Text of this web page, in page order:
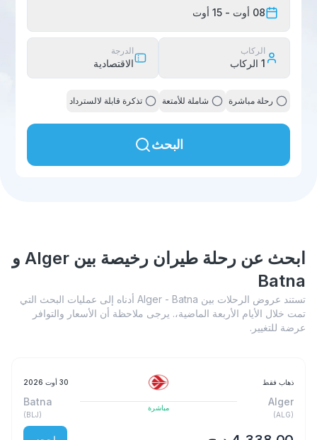
08 أوت - 15 أوت
الركاب
1 الركاب
الدرجة
الاقتصادية
رحلة مباشرة شاملة للأمتعة تذكرة قابلة لالسترداد
البحث
ابحث عن رحلة طيران رخيصة بين Alger و
Batna
تستند عروض الرحلات بين Alger - Batna أدناه إلى عمليات البحث التي
تمت خلال الأيام الأربعة الماضية،. يرجى ملاحظة أن الأسعار والتوافر
عرضة للتغيير.
ذهاب فقط 30 أوت 2026
Alger
(
ALG
)
مباشرة
Batna
(
BLJ
)